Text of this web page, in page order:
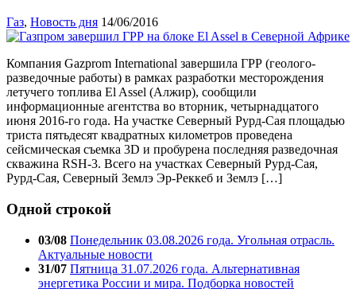
Газ, Новость дня 14/06/2016
Компания Gazprom International завершила ГРР (геолого-
разведочные работы) в рамках разработки месторождения
летучего топлива El Assel (Алжир), сообщили
информационные агентства во вторник, четырнадцатого
июня 2016-го года. На участке Северный Рурд-Сая площадью
триста пятьдесят квадратных километров проведена
сейсмическая съемка 3D и пробурена последняя разведочная
скважина RSH-3. Всего на участках Северный Рурд-Сая,
Рурд-Сая, Северный Землэ Эр-Реккеб и Землэ […]
Одной строкой
03/08 Понедельник 03.08.2026 года. Угольная отрасль.
Актуальные новости
31/07 Пятница 31.07.2026 года. Альтернативная
энергетика России и мира. Подборка новостей